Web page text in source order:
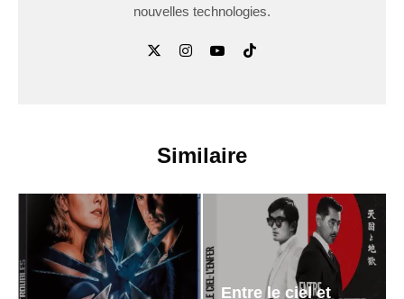
nouvelles technologies.
Similaire
Entre le ciel et